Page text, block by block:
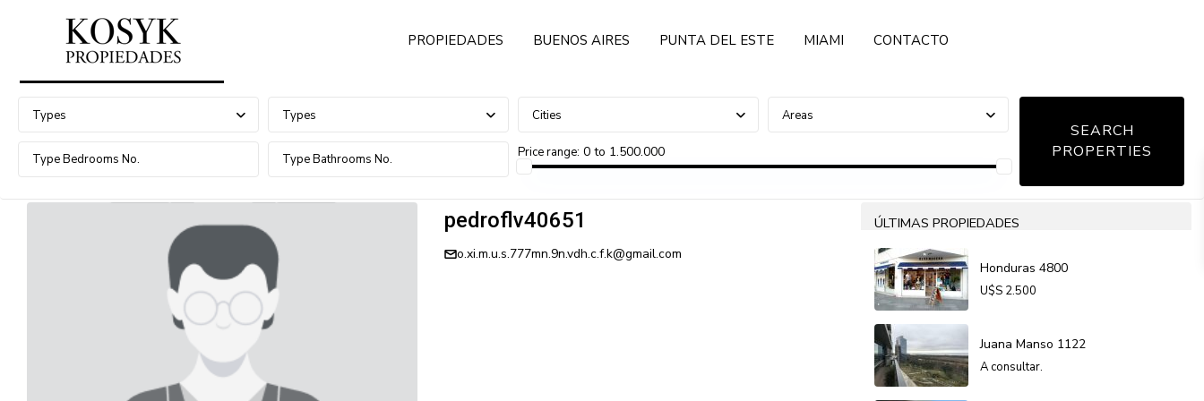
PROPIEDADES BUENOS AIRES PUNTA DEL ESTE MIAMI
CONTACTO
Advanced Search
Types Types Cities Areas
Price range: 0 to 1.500.000
pedroflv40651
o.xi.m.u.s.777mn.9n.vdh.c.f.k@gmail.com
ÚLTIMAS PROPIEDADES
Honduras 4800
U$S 2.500
Juana Manso 1122
A consultar.